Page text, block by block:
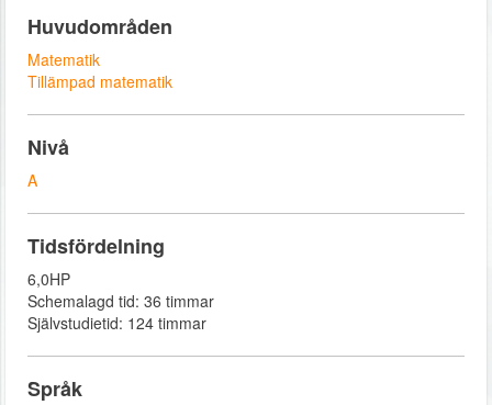
Huvudområden
Matematik
Tillämpad matematik
Nivå
A
Tidsfördelning
6,0HP
Schemalagd tid: 36 timmar
Självstudietid: 124 timmar
Språk